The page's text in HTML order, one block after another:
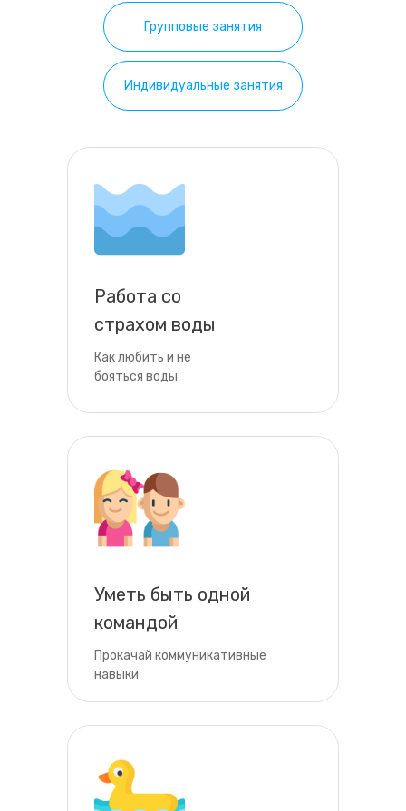
Работа со
страхом воды
Как любить и не
бояться воды
Уметь быть одной
командой
Прокачай коммуникативные
навыки
Групповые занятия
Индивидуальные занятия